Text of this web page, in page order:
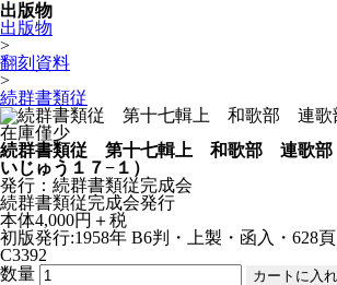
出版物
出版物
>
翻刻資料
>
続群書類従
在庫僅少
続群書類従 第十七輯上 和歌部 連歌部
いじゅう１７−１）
発行：続群書類従完成会
続群書類従完成会発行
本体4,000円＋税
初版発行:1958年 B6判・上製・函入・628頁
C3392
数量